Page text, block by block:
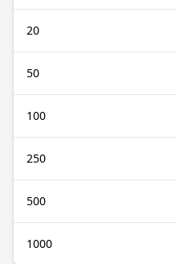
20
50
100
250
500
1000